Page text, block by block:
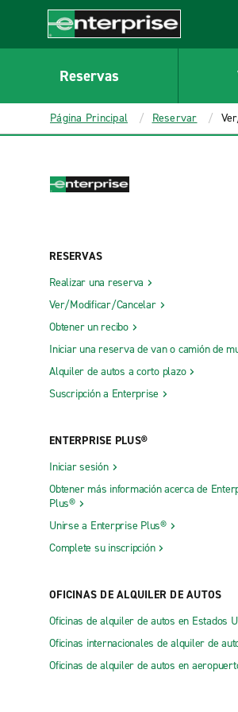
CONTENT
Enterprise
Reservas
Página Principal Reservar
RESERVAS
Realizar una reserva
Ver/Modificar/Cancelar
Obtener un recibo
Iniciar una reserva de van o camión de
Alquiler de autos a corto plazo
Suscripción a Enterprise
ENTERPRISE PLUS®
Iniciar sesión
Obtener más información acerca de
Plus®
Unirse a Enterprise Plus®
Complete su inscripción
OFICINAS DE ALQUILER DE AUTOS
Oficinas de alquiler de autos en Estados
Oficinas internacionales de alquiler de
Oficinas de alquiler de autos en